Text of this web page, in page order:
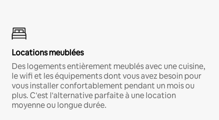
Locations meublées
Des logements entièrement meublés avec une cuisine,
le wifi et les équipements dont vous avez besoin pour
vous installer confortablement pendant un mois ou
plus. C'est l'alternative parfaite à une location
moyenne ou longue durée.